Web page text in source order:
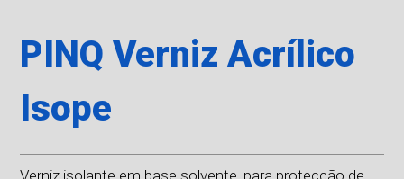
PINQ Verniz Acrílico
Isope